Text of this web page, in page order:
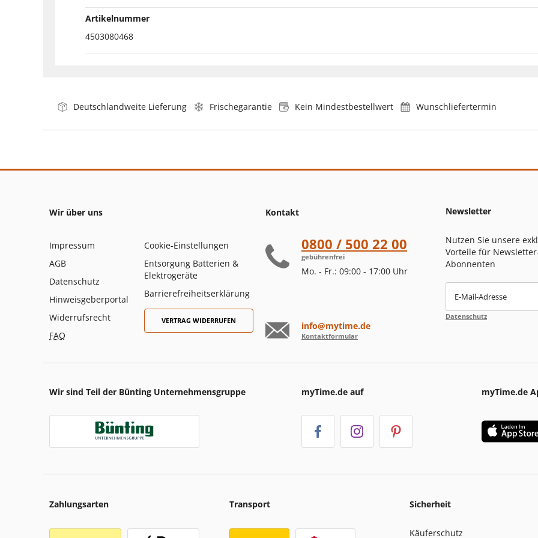
Artikelnummer
4503080468
Deutschlandweite Lieferung Frischegarantie Kein Mindestbestellwert Wunschliefertermin
Wir über uns
Impressum
AGB
Datenschutz
Hinweisgeberportal
Widerrufsrecht
FAQ
Cookie-Einstellungen
Entsorgung Batterien &
Elektrogeräte
Barrierefreiheitserklärung
VERTRAG WIDERRUFEN
Kontakt
0800 / 500 22 00
gebührenfrei
Mo. - Fr.: 09:00 - 17:00 Uhr
info@mytime.de
Kontaktformular
Newsletter
Nutzen Sie unsere
Vorteile für
Abonnenten
E-Mail-Adresse
Datenschutz
Wir sind Teil der Bünting Unternehmensgruppe myTime.de auf myTime.de
Zahlungsarten Transport Sicherheit
Käuferschutz